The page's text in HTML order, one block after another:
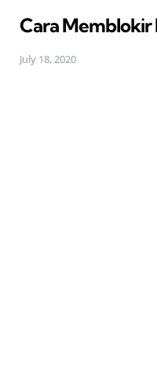
Cara Memblokir
July 18, 2020